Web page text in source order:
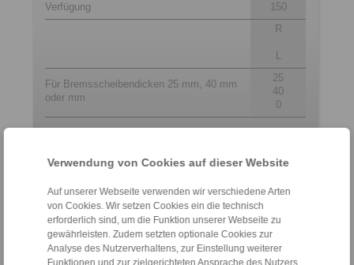
Verwendung von Cookies auf dieser Website
Auf unserer Webseite verwenden wir verschiedene Arten
von Cookies. Wir setzen Cookies ein die technisch
erforderlich sind, um die Funktion unserer Webseite zu
gewährleisten. Zudem setzten optionale Cookies zur
Analyse des Nutzerverhaltens, zur Einstellung weiterer
Funktionen und zur zielgerichteten Ansprache des Nutzers
Verfügung
150
R
L
Für Bremsscheibendicken 25 mm, 40 mm
oder mm
25
40
0
Kontakt
Hotline Vertrieb:
+49 6172 275-431
sales.kb@ringspann.de
Hotline Technik: